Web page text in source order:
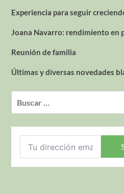
Experiencia para seguir
Joana Navarro: rendimiento en
Reunión de familia
Últimas y diversas novedades